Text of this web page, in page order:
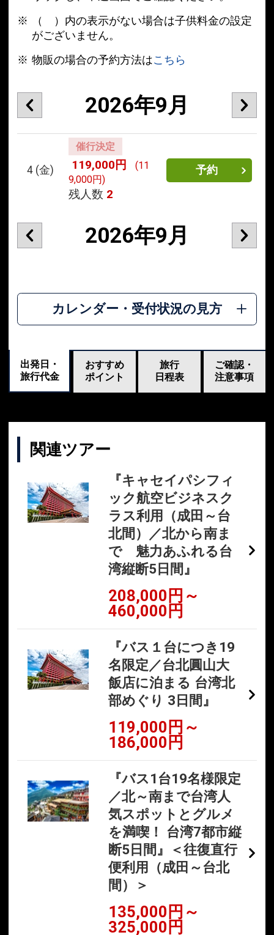
（ ）内の表示がない場合は子供料金の設定
がございません。
物販の場合の予約方法はこちら
2026年9月
4 (金)
催行決定
119,000円
(11
9,000円)
残人数 2
予約
2026年9月
カレンダー・受付状況の見方
出発日・
旅行代金
おすすめ
ポイント
旅行
日程表
ご確認・
注意事項
関連ツアー
『キャセイパシフィ
ック航空ビジネスク
ラス利用（成田～台
北間）／北から南ま
で 魅力あふれる台
湾縦断5日間』
208,000円～
460,000円
『バス１台につき19
名限定／台北圓山大
飯店に泊まる 台湾北
部めぐり 3日間』
119,000円～
186,000円
『バス1台19名様限定
／北～南まで台湾人
気スポットとグルメ
を満喫！ 台湾7都市縦
断5日間』＜往復直行
便利用（成田～台北
間）＞
135,000円～
325,000円